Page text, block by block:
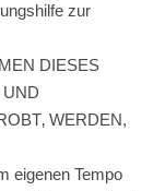
zur
DIESES
WERDEN,
eigenen Tempo